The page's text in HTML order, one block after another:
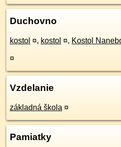
Duchovno
kostol ¤, kostol ¤, Kostol
¤
Vzdelanie
základná škola ¤
Pamiatky